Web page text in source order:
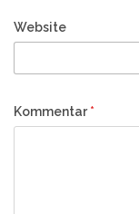
Website
Kommentar*